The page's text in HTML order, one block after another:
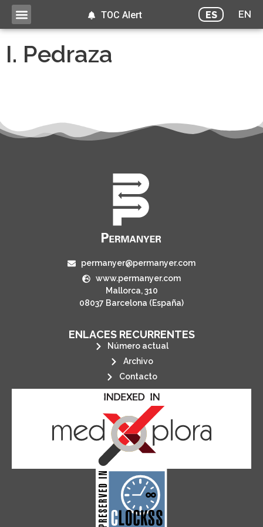
ES EN
TOC Alert
I. Pedraza
permanyer@permanyer.com
www.permanyer.com
Mallorca, 310
08037 Barcelona (España)
ENLACES RECURRENTES
Número actual
Archivo
Contacto
CLOCKSS is a dak archive that
ensures the long-term survival
of web-based scholary
publications, governed by and for
its stakeholders.